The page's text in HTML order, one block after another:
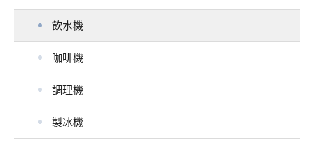
飲水機
咖啡機
調理機
製冰機